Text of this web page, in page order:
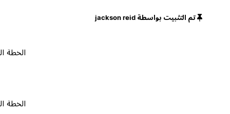
تم التثبيت بواسطة jackson reid
الخطة المجانية
الخطة المجانية